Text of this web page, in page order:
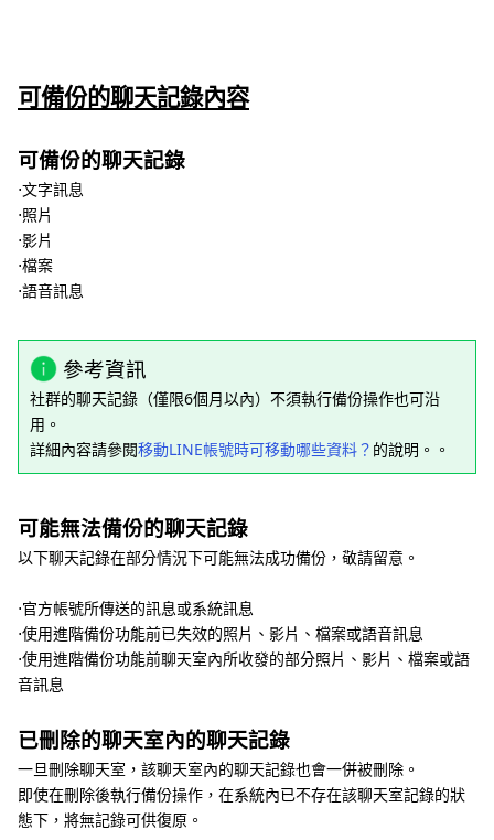
可備份的聊天記錄內容
可備份的聊天記錄
⋅文字訊息
⋅照片
⋅影片
⋅檔案
⋅語音訊息
參考資訊
社群的聊天記錄（僅限6個月以內）不須執行備份操作也可沿
用。
詳細內容請參閱移動LINE帳號時可移動哪些資料？ 的說明。。
可能無法備份的聊天記錄
以下聊天記錄在部分情況下可能無法成功備份，敬請留意。
⋅官方帳號所傳送的訊息或系統訊息
⋅使用進階備份功能前已失效的照片、影片、檔案或語音訊息
⋅使用進階備份功能前聊天室內所收發的部分照片、影片、檔案或語
音訊息
已刪除的聊天室內的聊天記錄
一旦刪除聊天室，該聊天室內的聊天記錄也會一併被刪除。
即使在刪除後執行備份操作，在系統內已不存在該聊天室記錄的狀
態下，將無記錄可供復原。